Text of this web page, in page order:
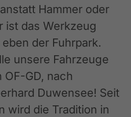
Hammer oder
ist das Werkzeug
der Fuhrpark.
unsere Fahrzeuge
GD, nach
Duwensee! Seit
wird die Tradition in